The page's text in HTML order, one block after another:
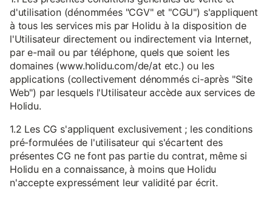
d'utilisation (dénommées "CGV" et "CGU") s'appliquent
à tous les services mis par Holidu à la disposition de
l'Utilisateur directement ou indirectement via Internet,
par e-mail ou par téléphone, quels que soient les
domaines (www.holidu.com/de/at etc.) ou les
applications (collectivement dénommés ci-après "Site
Web") par lesquels l'Utilisateur accède aux services de
Holidu.
1.2 Les CG s'appliquent exclusivement ; les conditions
pré-formulées de l'utilisateur qui s'écartent des
présentes CG ne font pas partie du contrat, même si
Holidu en a connaissance, à moins que Holidu
n'accepte expressément leur validité par écrit.